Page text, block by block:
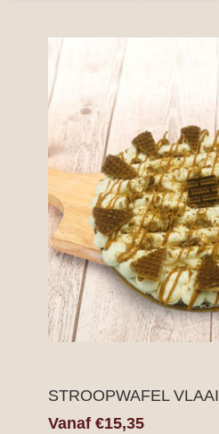
STROOPWAFEL VLAAI
Vanaf €15,35